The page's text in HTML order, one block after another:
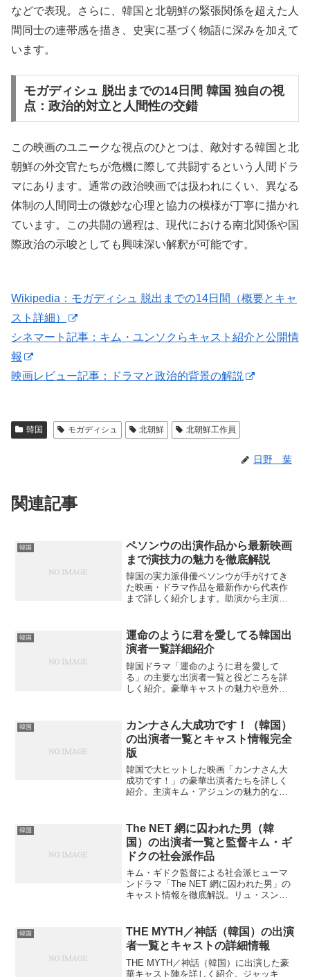
などで表現。さらに、韓国と北朝鮮の緊張関係を超えた人
間同士の連帯感を描き、史実に基づく物語に深みを加えて
います。
モガディシュ 脱出までの14日間 韓国 独自の視
点：政治的対立と人間性の交錯
この映画のユニークな視点のひとつは、敵対する韓国と北
朝鮮の外交官たちが危機に際して共闘するという人間ドラ
マにあります。通常の政治映画では扱われにくい、異なる
体制の人間同士の微妙な心理と協力の模様が丁寧に描かれ
ています。この共闘の過程は、現代における南北関係や国
際政治の示唆としても興味深い解釈が可能です。
Wikipedia：モガディシュ 脱出までの14日間（概要とキャ
スト詳細）
シネマート記事：キム・ユンソクらキャスト紹介と公開情
報
映画レビュー記事：ドラマと政治的背景の解説
韓国 モガディシュ 北朝鮮 北朝鮮工作員
日野 葉
関連記事
韓国
ペソンウの出演作品から最新映画
まで演技力の魅力を徹底解説
韓国の実力派俳優ペソンウが手がけてき
た映画・ドラマ作品を最新作から代表作
まで詳しく紹介します。助演から主演ま
っていますか？
韓国
運命のように君を愛してる韓国出
演者一覧詳細紹介
韓国ドラマ「運命のように君を愛して
る」の主要な出演者一覧と役どころを詳
しく紹介。豪華キャストの魅力や意外な
韓国
カンナさん大成功です！（韓国）
の出演者一覧とキャスト情報完全
版
韓国で大ヒットした映画「カンナさん大
成功です！」の豪華出演者たちを詳しく
紹介。主演キム・アジュンの魅力的な歌
全ての出演者の魅力を知っていますか？
韓国
The NET 網に囚われた男（韓
国）の出演者一覧と監督キム・ギ
ドクの社会派作品
キム・ギドク監督による社会派ヒューマ
ンドラマ「The NET 網に囚われた男」の
キャスト情報を徹底解説。リュ・スンボ
韓国
THE MYTH／神話（韓国）の出演
者一覧とキャストの詳細情報
THE MYTH／神話（韓国）に出演した豪
華キャスト陣を詳しく紹介。ジャッキ